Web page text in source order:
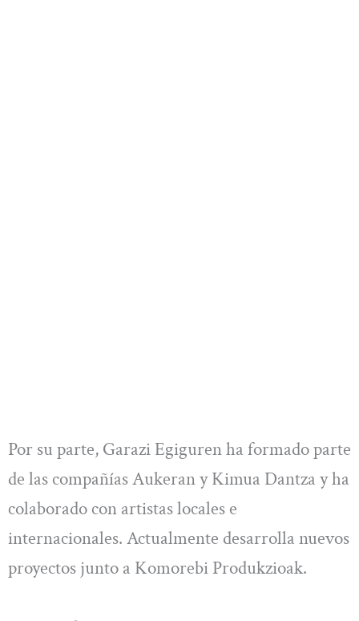
Por su parte, Garazi Egiguren ha formado parte
de las compañías Aukeran y Kimua Dantza y ha
colaborado con artistas locales e
internacionales. Actualmente desarrolla nuevos
proyectos junto a Komorebi Produkzioak.